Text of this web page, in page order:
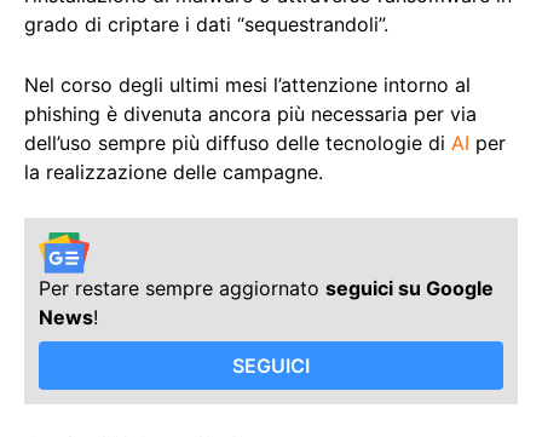
grado di criptare i dati “sequestrandoli”.
Nel corso degli ultimi mesi l’attenzione intorno al
phishing è divenuta ancora più necessaria per via
dell’uso sempre più diffuso delle tecnologie di AI per
la realizzazione delle campagne.
Per restare sempre aggiornato seguici su Google
News!
SEGUICI